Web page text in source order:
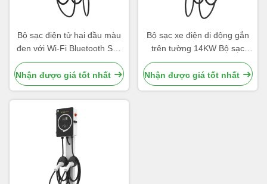
Bộ sạc điện tử hai đầu màu
đen với Wi-Fi Bluetooth Sạc
chậm 7-9 giờ
Nhận được giá tốt nhất
Bộ sạc xe điện di động gắn
trên tường 14KW Bộ sạc
điện gia đình nhanh nhất
Nhận được giá tốt nhất